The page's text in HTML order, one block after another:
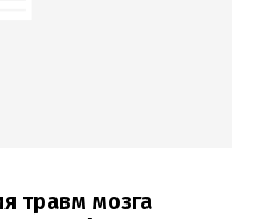
травм мозга